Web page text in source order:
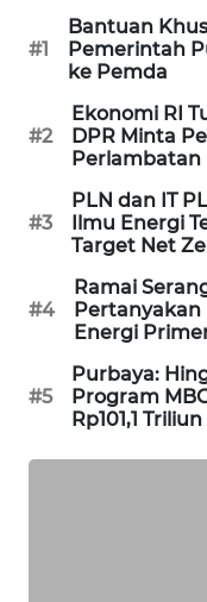
#1
Bantuan
Pemerintah
ke Pemda
#2
Ekonomi RI
DPR Minta
#3
PLN dan IT
Ilmu Energi
Target Net
#4
Ramai
Pertanyakan
Energi
#5
Purbaya:
Program
Rp101,1 Triliun
KONSUMEN
LISTRIK
MASYARAKAT
KELISTRIKAN
WALINKI
ID
MAWAKA
ID
MARTABAT
NET